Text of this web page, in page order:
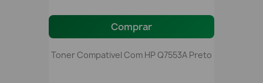
Comprar
Toner Compativel Com HP Q7553A Preto